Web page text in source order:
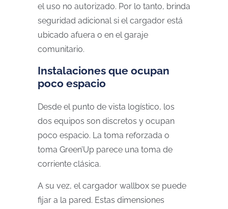
el uso no autorizado. Por lo tanto, brinda
seguridad adicional si el cargador está
ubicado afuera o en el garaje
comunitario.
Instalaciones que ocupan
poco espacio
Desde el punto de vista logístico, los
dos equipos son discretos y ocupan
poco espacio. La toma reforzada o
toma Green’Up parece una toma de
corriente clásica.
A su vez, el cargador wallbox se puede
fijar a la pared. Estas dimensiones